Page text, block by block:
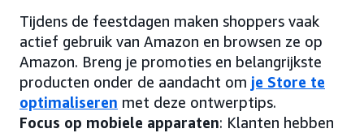
Tijdens de feestdagen maken shoppers vaak
actief gebruik van Amazon en browsen ze op
Amazon. Breng je promoties en belangrijkste
producten onder de aandacht om je Store te
optimaliseren met deze ontwerptips.
Focus op mobiele apparaten: Klanten hebben